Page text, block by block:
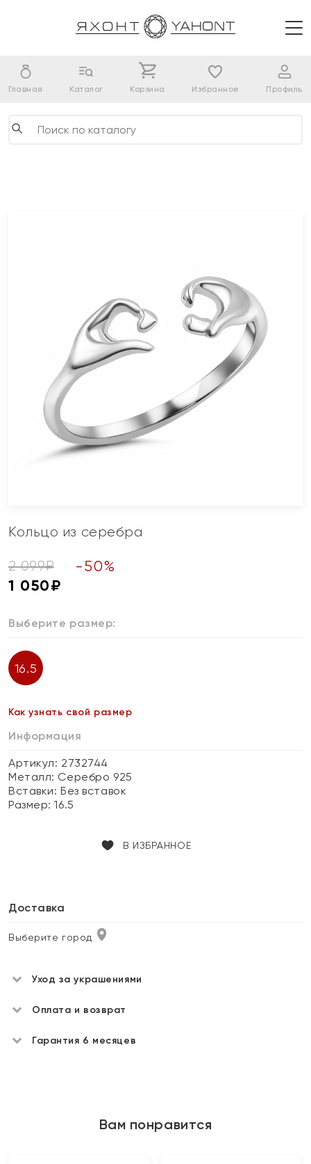
Главная Каталог Корзина Избранное Профиль
Кольцо из серебра
2 099₽ -50%
1 050₽
Выберите размер:
16.5
Как узнать свой размер
Информация
Артикул: 2732744
Металл: Серебро 925
Вставки:Без вставок
Размер:16.5
В ИЗБРАННОЕ
Доставка
Выберите город
Уход за украшениями
Оплата и возврат
Гарантия 6 месяцев
Вам понравится